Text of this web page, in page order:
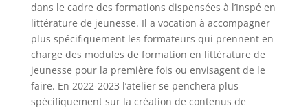
dans le cadre des formations dispensées à l’Inspé en
littérature de jeunesse. Il a vocation à accompagner
plus spécifiquement les formateurs qui prennent en
charge des modules de formation en littérature de
jeunesse pour la première fois ou envisagent de le
faire. En 2022-2023 l’atelier se penchera plus
spécifiquement sur la création de contenus de